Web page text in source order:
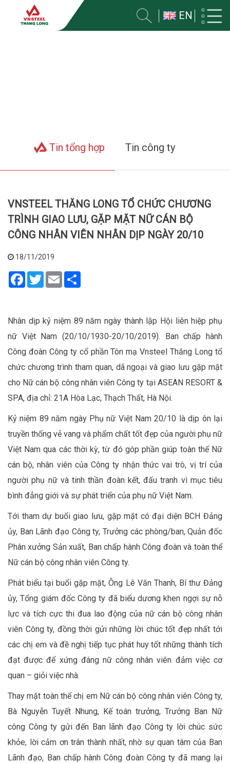
EN
Tin tổng hợp Tin công ty
VNSTEEL THĂNG LONG TỔ CHỨC CHƯƠNG
TRÌNH GIAO LƯU, GẶP MẶT NỮ CÁN BỘ
CÔNG NHÂN VIÊN NHÂN DỊP NGÀY 20/10
18/11/2019
Facebook
TwitterEmail
Nhân dịp kỷ niệm 89 năm ngày thành lập Hội liên hiệp phụ
nữ Việt Nam (20/10/1930-20/10/2019). Ban chấp hành
Công đoàn Công ty cổ phần Tôn mạ Vnsteel Thăng Long tổ
chức chương trình tham quan, dã ngoại và giao lưu gặp mặt
cho Nữ cán bộ công nhân viên Công ty tại ASEAN RESORT &
SPA, địa chỉ: 21A Hòa Lạc, Thạch Thất, Hà Nội.
Kỷ niệm 89 năm ngày Phụ nữ Việt Nam 20/10 là dịp ôn lại
truyền thống vẻ vang và phẩm chất tốt đẹp của người phụ nữ
Việt Nam qua các thời kỳ, từ đó góp phần giúp toàn thể Nữ
cán bộ, nhân viên của Công ty nhận thức vai trò, vị trí của
người phụ nữ và tinh thần đoàn kết, đấu tranh vì mục tiêu
bình đẳng giới và sự phát triển của phụ nữ Việt Nam.
Tới tham dự buổi giao lưu, gặp mặt có đại diện BCH Đảng
ủy, Ban Lãnh đạo Công ty, Trưởng các phòng/ban, Quản đốc
Phân xưởng Sản xuất, Ban chấp hành Công đoàn và toàn thể
Nữ cán bộ công nhân viên Công ty.
Phát biểu tại buổi gặp mặt, Ông Lê Văn Thanh, Bí thư Đảng
ủy, Tổng giám đốc Công ty đã biểu dương khen ngợi sự nỗ
lực và tích cực thi đua lao động của nữ cán bộ công nhân
viên Công ty, đồng thời gửi những lời chúc tốt đẹp nhất tới
các chị em và đề nghị tiếp tục phát huy tốt những thành tích
đạt được để xứng đáng nữ công nhân viên đảm việc cơ
quan – giỏi việc nhà.
Thay mặt toàn thể chị em Nữ cán bộ công nhân viên Công ty,
Bà Nguyễn Tuyết Nhung, Kế toán trưởng, Trưởng Ban Nữ
công Công ty gửi đến Ban lãnh đạo Công ty lời chúc sức
khỏe, lời cảm ơn trân thành nhất, nhờ sự quan tâm của Ban
Lãnh đạo, Ban chấp hành Công đoàn Công ty đã mang lại